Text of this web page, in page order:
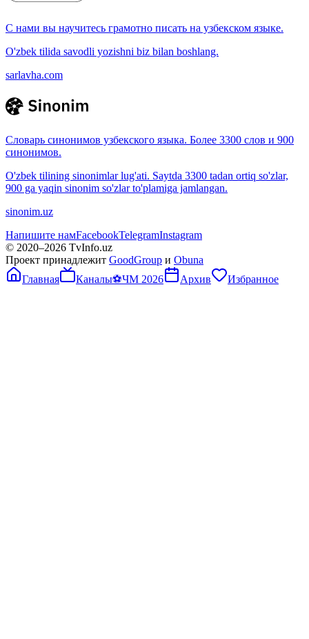
С нами вы научитесь грамотно писать на узбекском языке.
O'zbek tilida savodli yozishni biz bilan boshlang.
sarlavha.com
Словарь синонимов узбекского языка. Более 3300 слов и 900
синонимов.
O'zbek tilining sinonimlar lug'ati. Saytda 3300 tadan ortiq so'zlar,
900 ga yaqin sinonim so'zlar to'plamiga jamlangan.
sinonim.uz
Напишите намFacebookTelegramInstagram
© 2020–2026 TvInfo.uz
Проект принадлежит GoodGroup и Obuna
Главная
Каналы⚽ЧМ 2026 Архив Избранное